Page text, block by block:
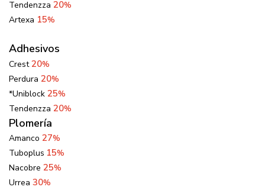
Tendenzza 20%
Artexa 15%
Adhesivos
Crest 20%
Perdura 20%
*Uniblock 25%
Tendenzza 20%
Plomería
Amanco 27%
Tuboplus 15%
Nacobre 25%
Urrea 30%